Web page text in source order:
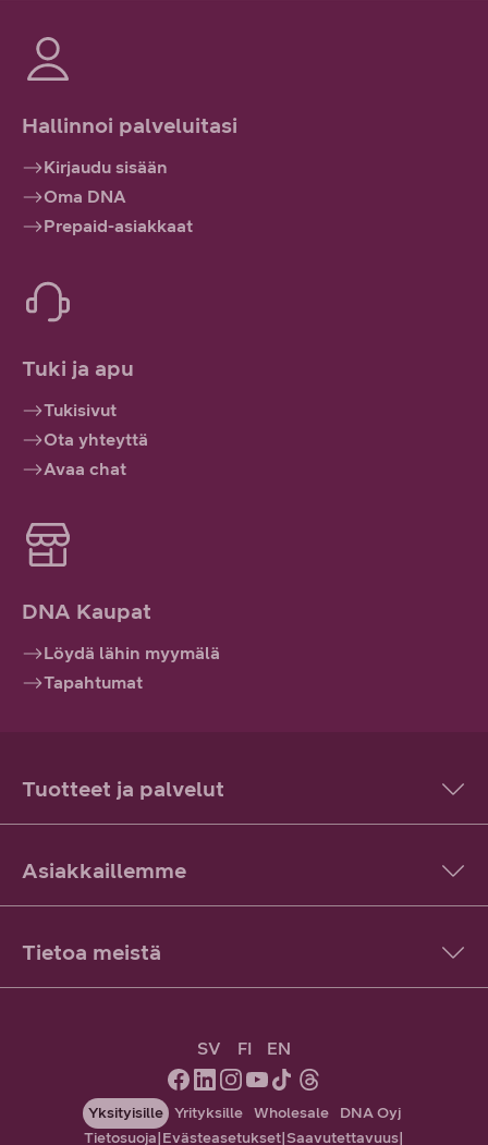
Hallinnoi palveluitasi
Kirjaudu sisään
Oma DNA
Prepaid-asiakkaat
Tuki ja apu
Tukisivut
Ota yhteyttä
Avaa chat
DNA Kaupat
Löydä lähin myymälä
Tapahtumat
Tuotteet ja palvelut
Asiakkaillemme
Tietoa meistä
SV FI EN
Yksityisille Yrityksille Wholesale
DNA Oyj
Tietosuoja Evästeasetukset Saavutettavuus